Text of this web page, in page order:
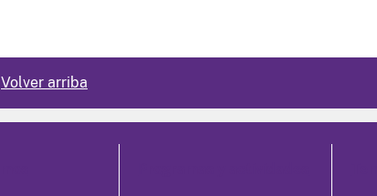
Volver arriba